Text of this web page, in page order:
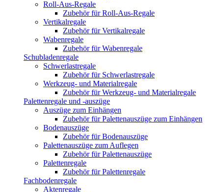
Roll-Aus-Regale
Zubehör für Roll-Aus-Regale
Vertikalregale
Zubehör für Vertikalregale
Wabenregale
Zubehör für Wabenregale
Schubladenregale
Schwerlastregale
Zubehör für Schwerlastregale
Werkzeug- und Materialregale
Zubehör für Werkzeug- und Materialregale
Palettenregale und -auszüge
Auszüge zum Einhängen
Zubehör für Palettenauszüge zum Einhängen
Bodenauszüge
Zubehör für Bodenauszüge
Palettenauszüge zum Auflegen
Zubehör für Palettenauszüge
Palettenregale
Zubehör für Palettenregale
Fachbodenregale
Aktenregale